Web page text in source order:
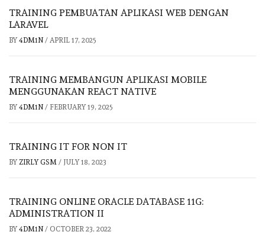
TRAINING PEMBUATAN APLIKASI WEB DENGAN
LARAVEL
BY 4DM1N / APRIL 17, 2025
TRAINING MEMBANGUN APLIKASI MOBILE
MENGGUNAKAN REACT NATIVE
BY 4DM1N / FEBRUARY 19, 2025
TRAINING IT FOR NON IT
BY ZIRLY GSM / JULY 18, 2023
TRAINING ONLINE ORACLE DATABASE 11G:
ADMINISTRATION II
BY 4DM1N / OCTOBER 23, 2022